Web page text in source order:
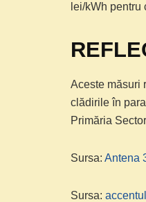
lei/kWh pentru
Aceste măsuri
clădirile în
Primăria
Sursa: Antena
Sursa: